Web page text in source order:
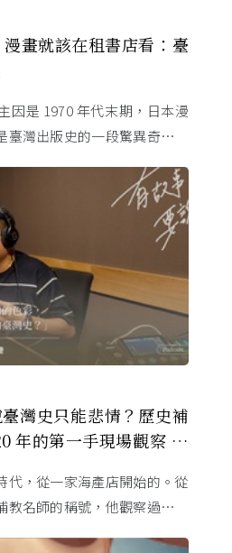
漫畫就該在租書店看：臺
因是 1970 年代末期，日本漫
灣出版史的一段驚異奇航。
灣史只能悲情？歷史補
年的第一手現場觀察 ft.
代，從一家海產店開始的。從
名師的稱號，他觀察過幾十